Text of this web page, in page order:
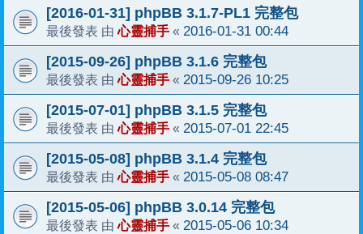
[2016-01-31] phpBB 3.1.7-PL1 完整包
最後發表 由心靈捕手 « 2016-01-31 00:44
[2015-09-26] phpBB 3.1.6 完整包
最後發表 由心靈捕手 « 2015-09-26 10:25
[2015-07-01] phpBB 3.1.5 完整包
最後發表 由心靈捕手 « 2015-07-01 22:45
[2015-05-08] phpBB 3.1.4 完整包
最後發表 由心靈捕手 « 2015-05-08 08:47
[2015-05-06] phpBB 3.0.14 完整包
最後發表 由心靈捕手 « 2015-05-06 10:34